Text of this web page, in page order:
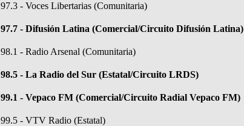
97.3 - Voces Libertarias (Comunitaria)
97.7 - Difusión Latina (Comercial/Circuito Difusión Latina)
98.1 - Radio Arsenal (Comunitaria)
98.5 - La Radio del Sur (Estatal/Circuito LRDS)
99.1 - Vepaco FM (Comercial/Circuito Radial Vepaco FM)
99.5 - VTV Radio (Estatal)